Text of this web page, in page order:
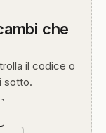
che
il codice o
sotto.